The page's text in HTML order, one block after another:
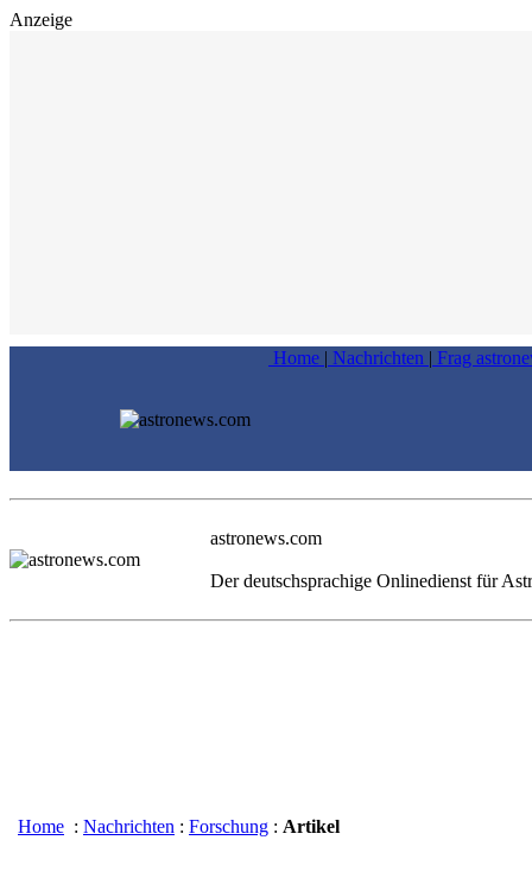
Anzeige
Home | Nachrichten | Frag
astronews.com
Der deutschsprachige Onlinedienst für
Home : Nachrichten : Forschung : Artikel